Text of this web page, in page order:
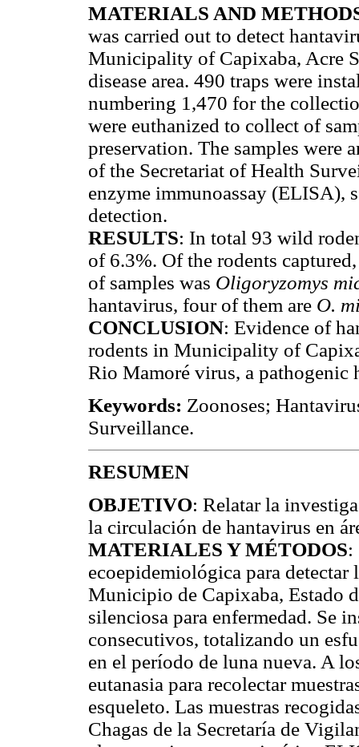
MATERIALS AND
was carried out to detect
Municipality of Capixaba, Acre
disease area. 490 traps were
numbering 1,470 for the
were euthanized to collect of
preservation. The samples were
of the Secretariat of Health
enzyme immunoassay (ELISA),
detection.
RESULTS: In total 93 wild
of 6.3%. Of the rodents
of samples was Oligoryzomys
hantavirus, four of them are O.
CONCLUSION: Evidence of
rodents in Municipality of
Rio Mamoré virus, a pathogenic
Keywords: Zoonoses;
Surveillance.
RESUMEN
OBJETIVO: Relatar la
la circulación de hantavirus en
MATERIALES Y MÉTODOS:
ecoepidemiológica para
Municipio de Capixaba, Estado
silenciosa para enfermedad. Se
consecutivos, totalizando un
en el período de luna nueva. A
eutanasia para recolectar
esqueleto. Las muestras
Chagas de la Secretaría de